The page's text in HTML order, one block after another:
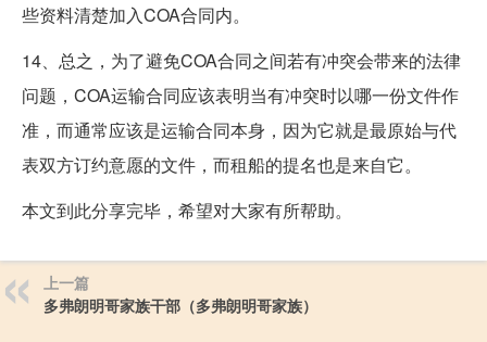
些资料清楚加入COA合同内。
14、总之，为了避免COA合同之间若有冲突会带来的法律
问题，COA运输合同应该表明当有冲突时以哪一份文件作
准，而通常应该是运输合同本身，因为它就是最原始与代
表双方订约意愿的文件，而租船的提名也是来自它。
本文到此分享完毕，希望对大家有所帮助。
上一篇
多弗朗明哥家族干部（多弗朗明哥家族）